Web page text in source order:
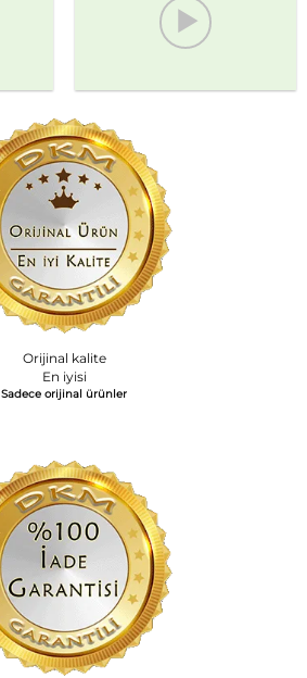
Orijinal kalite
En iyisi
Sadece orijinal ürünler